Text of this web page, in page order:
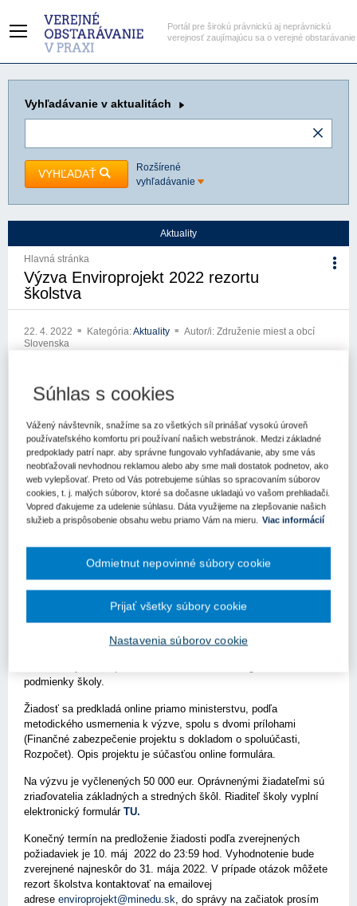
Portál pre širokú právnickú aj neprávnickú
verejnosť zaujímajúcu sa o verejné obstarávanie
Vyhľadávanie v aktualitách
VYHĽADAŤ
Rozšírené
vyhľadávanie
Aktuality
Hlavná stránka
Výzva Enviroprojekt 2022 rezortu
školstva
22. 4. 2022 Kategória:Aktuality
Autor/i: Združenie miest a obcí
Slovenska
Výzva
Register kľúčových slov
Bratislava – 21. apríla 2022 - Ministerstvo školstva, vedy,
výskumu a športu Slovenskej republiky v roku 2022 bude
prideľovať účelové finančné prostriedky na realizáciu
rozvojových projektov zameraných na rozvoj
stredných školách pod názvom „Enviroprojekt 2022“.
oblastí a prierezových tém štátneho vzdelávacieho programu s
dôrazom na prierezovú tému environmentálna výchova a z
vlastného školského vzdelávacieho programu. Oblasťou podpory
sú aktivity a celá realizácia projektu spracovaná pre
podmienky školy.
Žiadosť sa predkladá online priamo ministerstvu, podľa
metodického usmernenia k výzve, spolu s dvomi prílohami
(Finančné zabezpečenie projektu s dokladom o spoluúčasti,
Rozpočet). Opis projektu je súčasťou online formulára.
Na výzvu je vyčlenených 50 000 eur. Oprávnenými žiadateľmi sú
zriaďovatelia základných a stredných škôl. Riaditeľ školy vyplní
elektronický formulár TU.
Konečný termín na predloženie žiadosti podľa zverejnených
požiadaviek je 10. máj 2022 do 23:59 hod. Vyhodnotenie bude
zverejnené najneskôr do 31. mája 2022. V prípade otázok môžete
rezort školstva kontaktovať na emailovej
adrese enviroprojekt@minedu.sk , do správy na začiatok prosím
Súhlas s cookies
Vážený návštevník, snažíme sa zo všetkých síl prinášať vysokú úroveň
používateľského komfortu pri používaní našich webstránok. Medzi základné
predpoklady patrí napr. aby správne fungovalo vyhľadávanie, aby sme vás
neobťažovali nevhodnou reklamou alebo aby sme mali dostatok podnetov, ako
web vylepšovať. Preto od Vás potrebujeme súhlas so spracovaním súborov
cookies, t. j. malých súborov, ktoré sa dočasne ukladajú vo vašom prehliadači.
Vopred ďakujeme za udelenie súhlasu. Dáta využijeme na zlepšovanie našich
služieb a prispôsobenie obsahu webu priamo Vám na mieru. Viac informácií
Nastavenia súborov cookie
Odmietnut nepovinné súbory cookie
Prijať všetky súbory cookie